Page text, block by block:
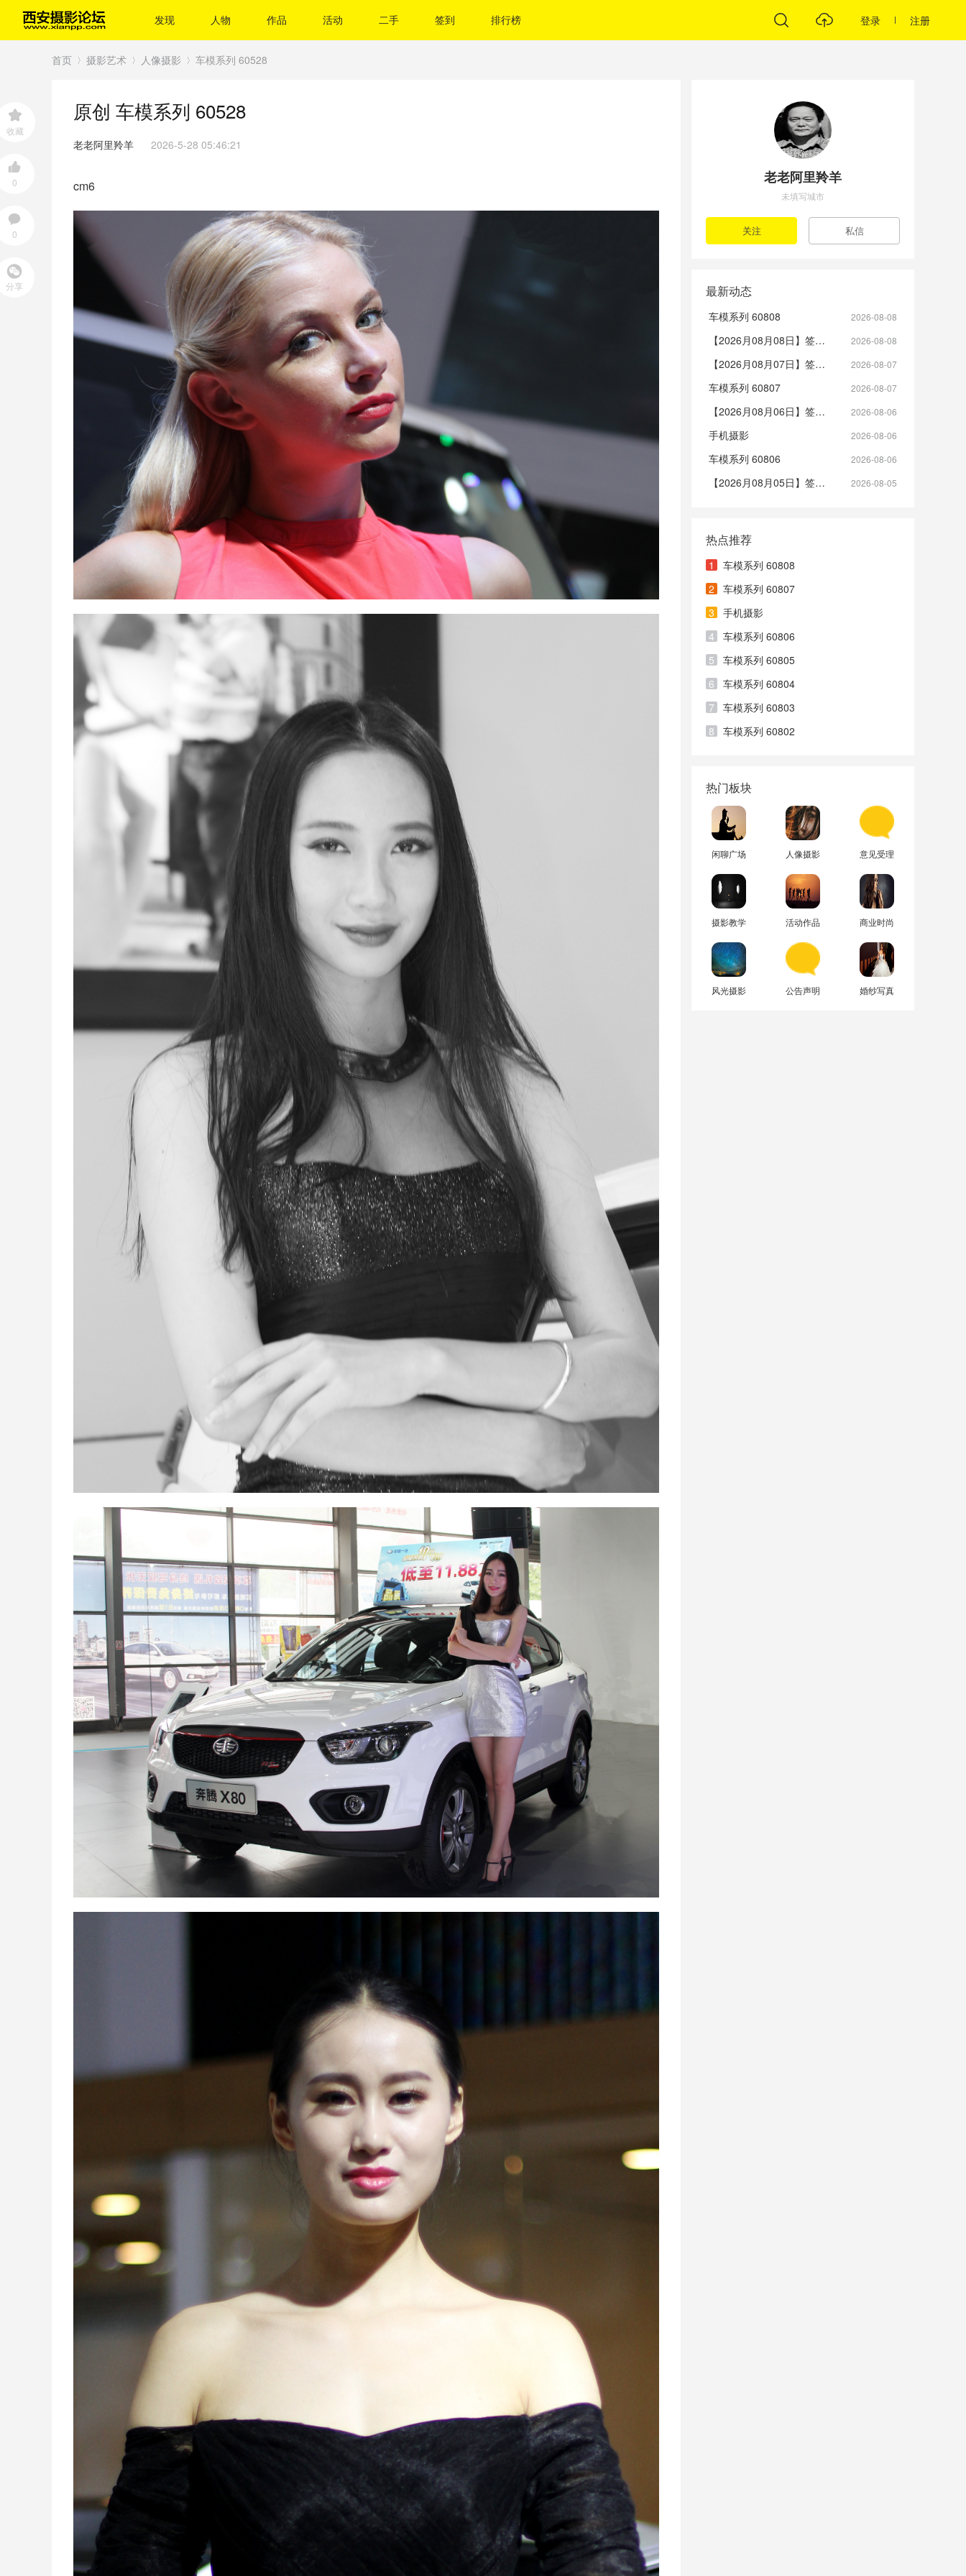
发现 人物 作品 活动 二手 签到 排行榜 登录 注册
首页
›
摄影艺术
›
人像摄影 车模系列 60528
收藏
0
0
分享
原创 车模系列 60528
老老阿里羚羊 2026-5-28 05:46:21
cm6 老老阿里羚羊
未填写城市
最新动态
2026-08-08
车模系列 60808
2026-08-08
【2026月08月08日】签到帖
2026-08-07
【2026月08月07日】签到帖
2026-08-07
车模系列 60807
2026-08-06
【2026月08月06日】签到帖
2026-08-06
手机摄影
2026-08-06
车模系列 60806
2026-08-05
【2026月08月05日】签到帖
热点推荐
1
车模系列 60808
2
车模系列 60807
3
手机摄影
4
车模系列 60806
5
车模系列 60805
6
车模系列 60804
7
车模系列 60803
8
车模系列 60802
热门板块
闲聊广场 人像摄影 意见受理
摄影教学 活动作品 商业时尚
风光摄影 公告声明 婚纱写真